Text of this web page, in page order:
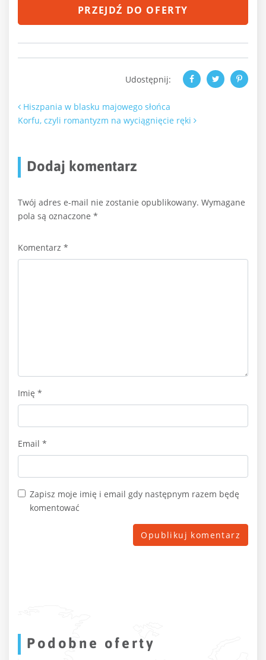
PRZEJDŹ DO OFERTY
Udostępnij:
Nawigacja po artykułach
Hiszpania w blasku majowego słońca
Korfu, czyli romantyzm na wyciągnięcie ręki
Dodaj komentarz
Twój adres e-mail nie zostanie opublikowany. Wymagane
pola są oznaczone *
Komentarz *
Imię *
Email *
Zapisz moje imię i email gdy następnym razem będę
komentować
Podobne oferty